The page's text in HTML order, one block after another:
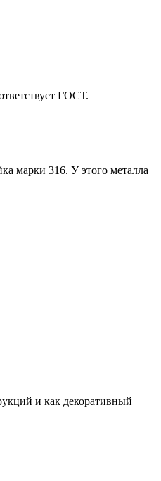
ГОСТ.
марки 316. У этого металла
и как декоративный